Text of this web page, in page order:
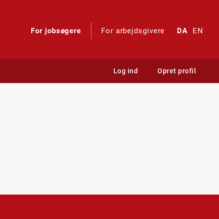
For jobsøgere For arbejdsgivere DA EN
Log ind Opret profil